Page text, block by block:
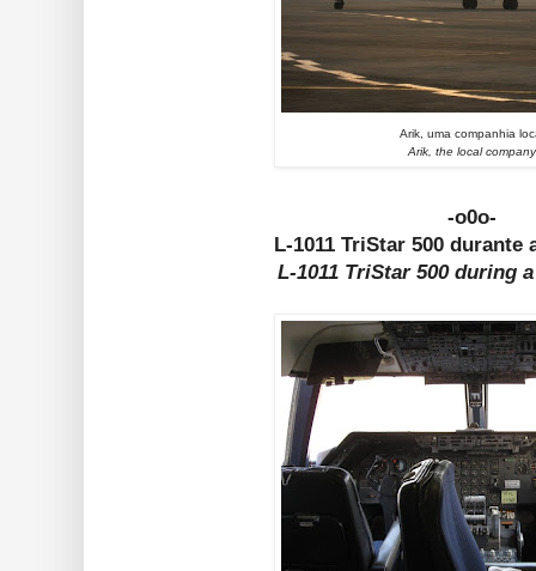
Arik, uma companhia
Arik, the local company
-o0o-
L-1011 TriStar 500 durante
L-1011 TriStar 500 during